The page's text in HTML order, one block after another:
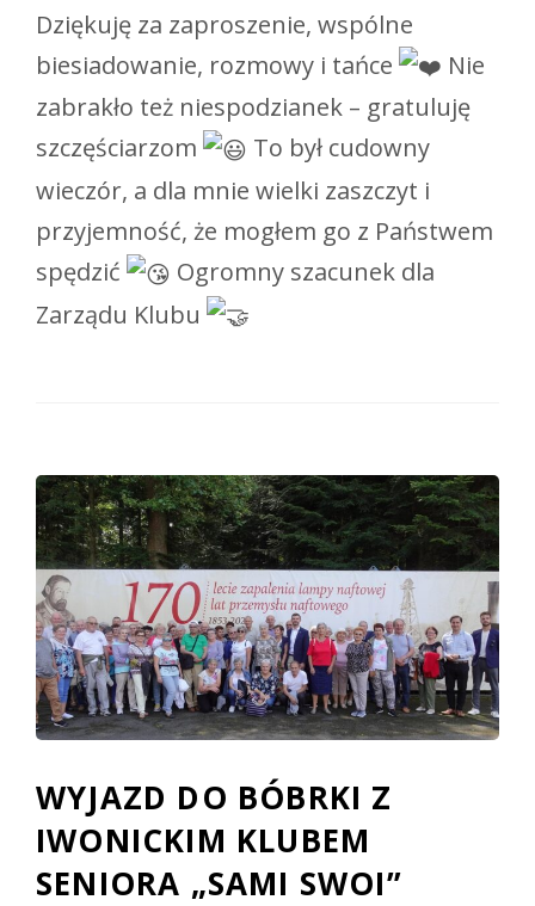
Dziękuję za zaproszenie, wspólne
biesiadowanie, rozmowy i tańce
Nie
zabrakło też niespodzianek – gratuluję
szczęściarzom
To był cudowny
wieczór, a dla mnie wielki zaszczyt i
przyjemność, że mogłem go z Państwem
spędzić
Ogromny szacunek dla
Zarządu Klubu
WYJAZD DO BÓBRKI Z
IWONICKIM KLUBEM
SENIORA „SAMI SWOI”